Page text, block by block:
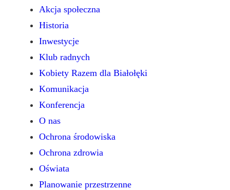
Akcja społeczna
Historia
Inwestycje
Klub radnych
Kobiety Razem dla Białołęki
Komunikacja
Konferencja
O nas
Ochrona środowiska
Ochrona zdrowia
Oświata
Planowanie przestrzenne